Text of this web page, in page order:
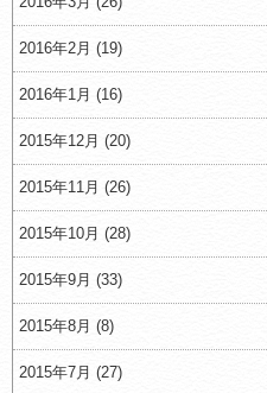
2016年2月 (19)
2016年1月 (16)
2015年12月 (20)
2015年11月 (26)
2015年10月 (28)
2015年9月 (33)
2015年8月 (8)
2015年7月 (27)